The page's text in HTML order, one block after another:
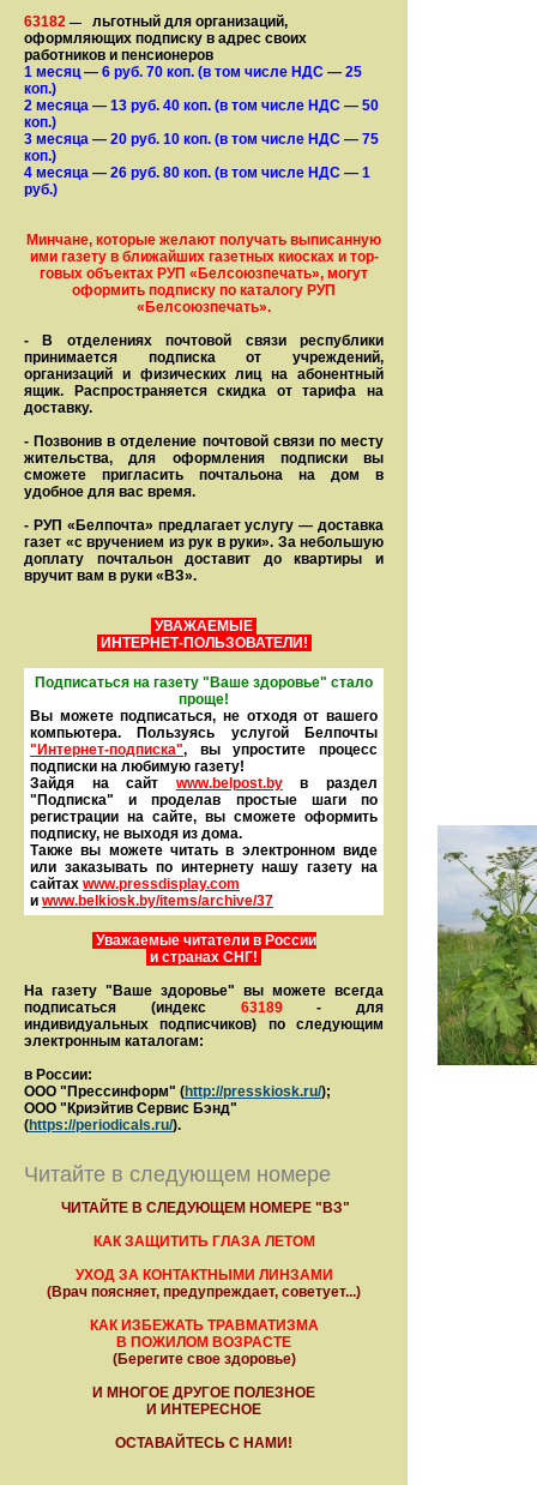
63182 —
льготный для организаций,
оформляющих подписку в адрес своих
работников и пенсионеров
1 месяц— 6 руб. 70 коп. (в том числе НДС — 25
коп.)
2 месяца — 13 руб. 40 коп. (в том числе НДС — 50
коп.)
3 месяца — 20 руб. 10 коп. (в том числе НДС — 75
коп.)
4 месяца — 26 руб. 80 коп. (в том числе НДС — 1
руб.)
Минчане, которые желают получать вы­писанную
ими газету в бли­жай­ших газет­ных киосках и тор­
го­вых объе­ктах РУП «Белсоюзпечать», могут
оформить под­пис­ку по ка­та­ло­гу РУП
«Белсоюзпечать».
- В отделениях почтовой связи рес­пуб­лики
принимается подписка от учреждений,
организаций и фи­зи­ческих лиц на абонентный
ящик. Распространяется скидка от тарифа на
доставку.
- Позвонив в отделение почтовой связи по месту
жительства, для оформления подписки вы
сможете пригласить почтальона на дом в
удобное для вас время.
- РУП «Белпочта» предлагает услугу — доставка
газет «с вручением из рук в руки». За небольшую
доплату почтальон доставит до квартиры и
вручит вам в руки «ВЗ».
УВАЖАЕМЫЕ
ИНТЕРНЕТ-ПОЛЬЗОВАТЕЛИ!
Подписаться на газету "Ваше здоровье" стало
проще!
Вы можете подписаться, не отходя от вашего
компьютера. Пользуясь услугой Белпочты
"Интернет-подписка", вы упростите процесс
подписки на любимую газету!
Зайдя на сайт www.belpost.by
в раздел
"Подписка" и проделав простые шаги по
регистрации на сайте, вы сможете оформить
под­писку, не выходя из дома.
Также вы можете читать в элек­тронном виде
или заказывать по интернету нашу газету на
сайтах www.pressdisplay.com
и www.belkiosk.by/items/archive/37
Уважаемые читатели в России
и странах СНГ!
На газету "Ваше здоровье" вы можете всегда
подписаться (индекс 63189- для
индивидуальных подписчиков) по следующим
электронным каталогам:
в России:
ООО "Прессинформ" (http://presskiosk.ru/);
ООО "Криэйтив Сервис Бэнд"
(https://periodicals.ru/).
Читайте в следующем номере
ЧИТАЙТЕ В СЛЕДУЮЩЕМ НОМЕРЕ "ВЗ"
КАК ЗАЩИТИТЬ ГЛАЗА ЛЕТОМ
УХОД ЗА КОНТАКТНЫМИ ЛИНЗАМИ
(Врач поясняет, предупреждает, советует...)
КАК ИЗБЕЖАТЬ ТРАВМАТИЗМА
В ПОЖИЛОМ ВОЗРАСТЕ
(Берегите свое здоровье)
И МНОГОЕ ДРУГОЕ ПОЛЕЗНОЕ
И ИНТЕРЕСНОЕ
ОСТАВАЙТЕСЬ С НАМИ!